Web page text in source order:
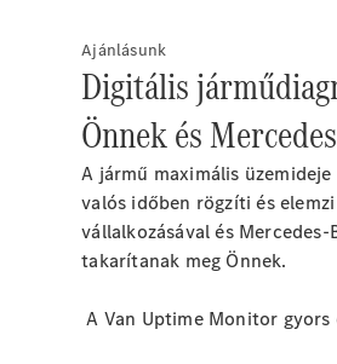
Ajánlásunk
Digitális
Önnek és
A jármű maximális
valós időben rögzíti és
vállalkozásával és
takarítanak meg Önnek.
A Van Uptime Monitor gyors